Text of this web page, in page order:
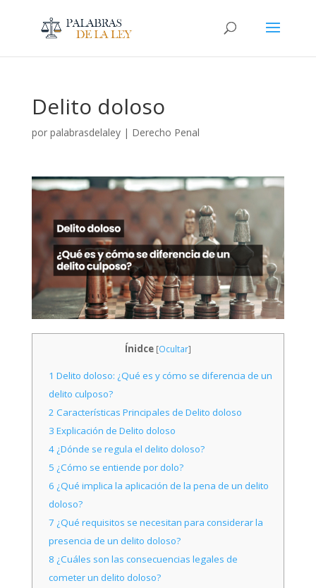
Delito doloso
por palabrasdelaley| Derecho Penal
Ínidce [Ocultar]
1 Delito doloso: ¿Qué es y cómo se diferencia de un
delito culposo?
2 Características Principales de Delito doloso
3 Explicación de Delito doloso
4 ¿Dónde se regula el delito doloso?
5 ¿Cómo se entiende por dolo?
6 ¿Qué implica la aplicación de la pena de un delito
doloso?
7 ¿Qué requisitos se necesitan para considerar la
presencia de un delito doloso?
8 ¿Cuáles son las consecuencias legales de
cometer un delito doloso?